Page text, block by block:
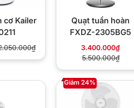
cơ Kailer
Quạt tuần hoàn
FXDZ-2305BG5
3.400.000₫
5.500.000₫
Giảm 24%